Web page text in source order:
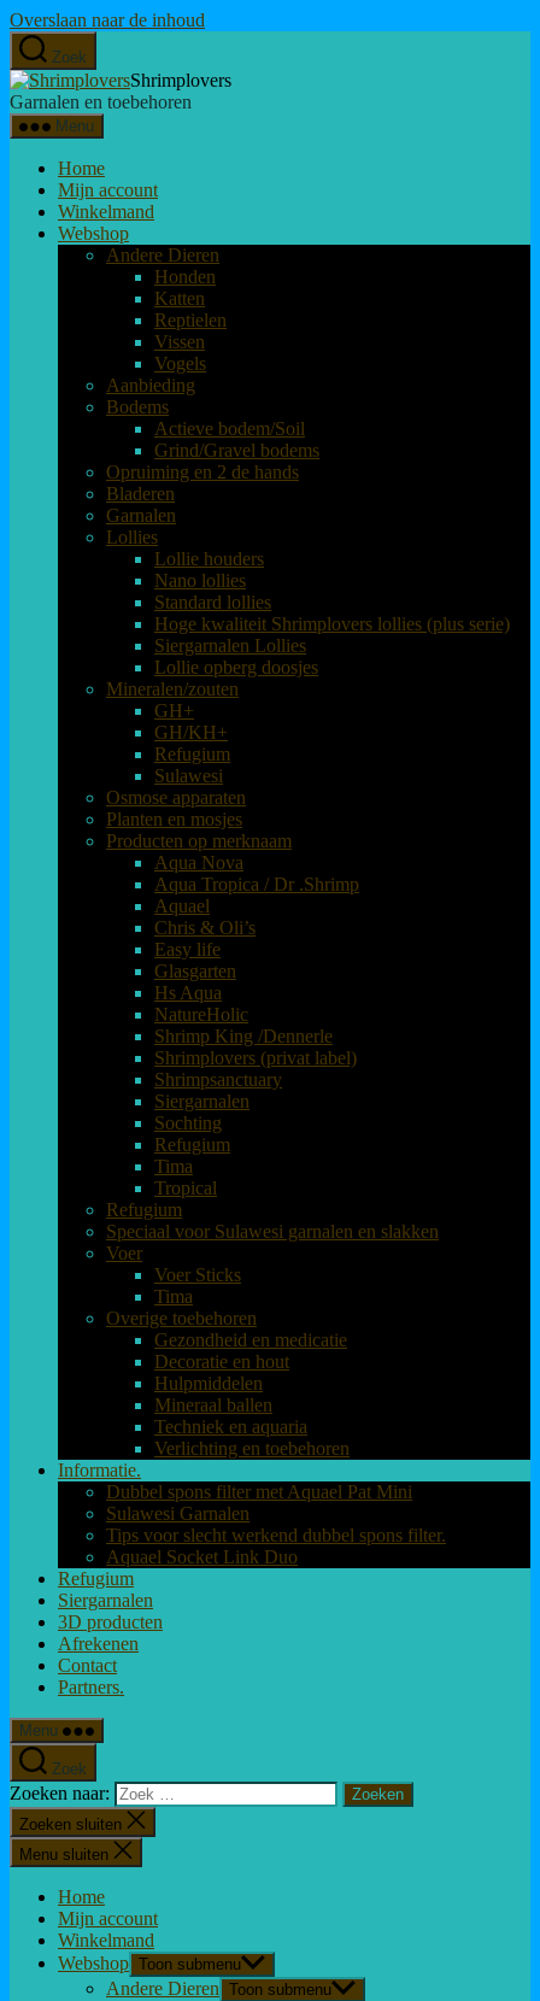
Overslaan naar de inhoud
Zoek
Shrimplovers
Garnalen en toebehoren
Menu
Home
Mijn account
Winkelmand
Webshop
Andere Dieren
Honden
Katten
Reptielen
Vissen
Vogels
Aanbieding
Bodems
Actieve bodem/Soil
Grind/Gravel bodems
Opruiming en 2 de hands
Bladeren
Garnalen
Lollies
Lollie houders
Nano lollies
Standard lollies
Hoge kwaliteit Shrimplovers lollies (plus serie)
Siergarnalen Lollies
Lollie opberg doosjes
Mineralen/zouten
GH+
GH/KH+
Refugium
Sulawesi
Osmose apparaten
Planten en mosjes
Producten op merknaam
Aqua Nova
Aqua Tropica / Dr .Shrimp
Aquael
Chris & Oli’s
Easy life
Glasgarten
Hs Aqua
NatureHolic
Shrimp King /Dennerle
Shrimplovers (privat label)
Shrimpsanctuary
Siergarnalen
Sochting
Refugium
Tima
Tropical
Refugium
Speciaal voor Sulawesi garnalen en slakken
Voer
Voer Sticks
Tima
Overige toebehoren
Gezondheid en medicatie
Decoratie en hout
Hulpmiddelen
Mineraal ballen
Techniek en aquaria
Verlichting en toebehoren
Informatie.
Dubbel spons filter met Aquael Pat Mini
Sulawesi Garnalen
Tips voor slecht werkend dubbel spons filter.
Aquael Socket Link Duo
Refugium
Siergarnalen
3D producten
Afrekenen
Contact
Partners.
Menu
Zoek
Zoeken naar:
Zoeken sluiten
Menu sluiten
Home
Mijn account
Winkelmand
Webshop Toon submenu
Andere Dieren Toon submenu